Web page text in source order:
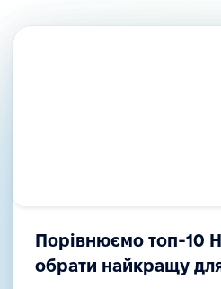
Порівнюємо топ-10
обрати найкращу